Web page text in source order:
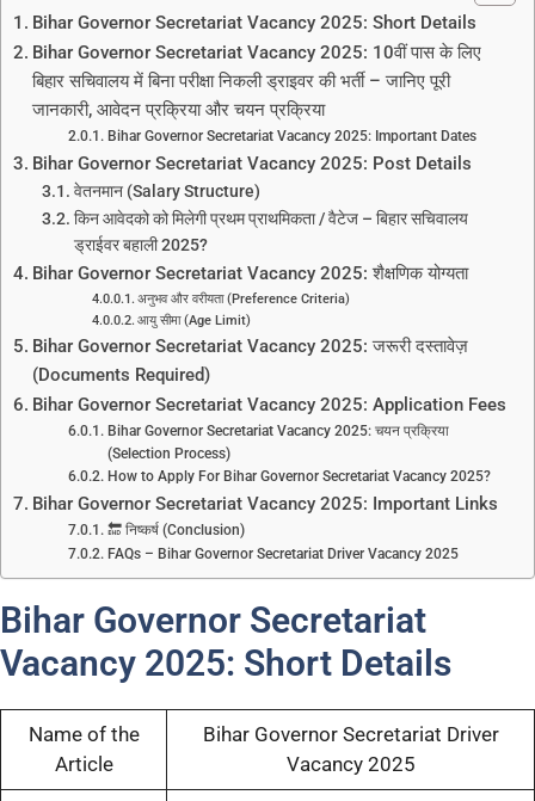
Bihar Governor Secretariat Vacancy 2025: Short Details
Bihar Governor Secretariat Vacancy 2025: 10वीं पास के लिए
बिहार सचिवालय में बिना परीक्षा निकली ड्राइवर की भर्ती – जानिए पूरी
जानकारी, आवेदन प्रक्रिया और चयन प्रक्रिया
Bihar Governor Secretariat Vacancy 2025: Important Dates
Bihar Governor Secretariat Vacancy 2025: Post Details
वेतनमान (Salary Structure)
किन आवेदको को मिलेगी प्रथम प्राथमिकता / वैटेज – बिहार सचिवालय
ड्राईवर बहाली 2025?
Bihar Governor Secretariat Vacancy 2025: शैक्षणिक योग्यता
अनुभव और वरीयता (Preference Criteria)
आयु सीमा (Age Limit)
Bihar Governor Secretariat Vacancy 2025: जरूरी दस्तावेज़
(Documents Required)
Bihar Governor Secretariat Vacancy 2025: Application Fees
Bihar Governor Secretariat Vacancy 2025: चयन प्रक्रिया
(Selection Process)
How to Apply For Bihar Governor Secretariat Vacancy 2025?
Bihar Governor Secretariat Vacancy 2025: Important Links
🔚 निष्कर्ष (Conclusion)
FAQs – Bihar Governor Secretariat Driver Vacancy 2025
Bihar Governor Secretariat
Vacancy 2025: Short Details
Name of the
Article
Bihar Governor Secretariat Driver
Vacancy 2025